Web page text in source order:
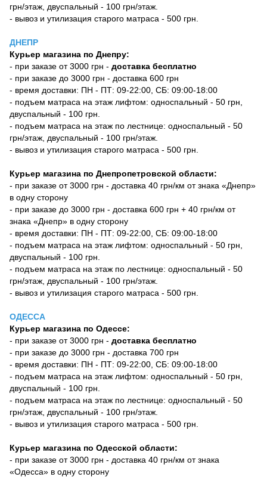
грн/этаж, двуспальный - 100 грн/этаж.
- вывоз и утилизация старого матраса - 500 грн.
ДНЕПР
Курьер магазина по Днепру:
- при заказе от 3000 грн - доставка бесплатно
- при заказе до 3000 грн - доставка 600 грн
- время доставки: ПН - ПТ: 09-22:00, СБ: 09:00-18:00
- подъем матраса на этаж лифтом: односпальный - 50 грн,
двуспальный - 100 грн.
- подъем матраса на этаж по лестнице: односпальный - 50
грн/этаж, двуспальный - 100 грн/этаж.
- вывоз и утилизация старого матраса - 500 грн.
Курьер магазина по Днепропетровской области:
- при заказе от 3000 грн - доставка 40 грн/км от знака «Днепр»
в одну сторону
- при заказе до 3000 грн - доставка 600 грн + 40 грн/км от
знака «Днепр» в одну сторону
- время доставки: ПН - ПТ: 09-22:00, СБ: 09:00-18:00
- подъем матраса на этаж лифтом: односпальный - 50 грн,
двуспальный - 100 грн.
- подъем матраса на этаж по лестнице: односпальный - 50
грн/этаж, двуспальный - 100 грн/этаж.
- вывоз и утилизация старого матраса - 500 грн.
ОДЕССА
Курьер магазина по Одессе:
- при заказе от 3000 грн - доставка бесплатно
- при заказе до 3000 грн - доставка 700 грн
- время доставки: ПН - ПТ: 09-22:00, СБ: 09:00-18:00
- подъем матраса на этаж лифтом: односпальный - 50 грн,
двуспальный - 100 грн.
- подъем матраса на этаж по лестнице: односпальный - 50
грн/этаж, двуспальный - 100 грн/этаж.
- вывоз и утилизация старого матраса - 500 грн.
Курьер магазина по Одесской области:
- при заказе от 3000 грн - доставка 40 грн/км от знака
«Одесса» в одну сторону